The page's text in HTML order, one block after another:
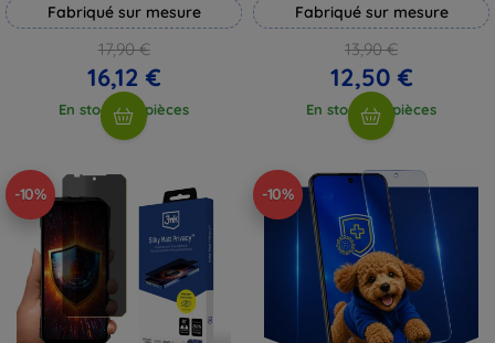
Fabriqué sur mesure
17,90 €
16,12 €
En stock > 5 pièces
Fabriqué sur mesure
13,90 €
12,50 €
En stock > 5 pièces
-10% -10%